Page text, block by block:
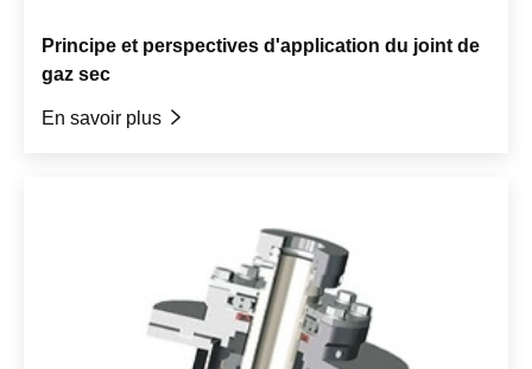
Principe et perspectives d'application du joint de
gaz sec
En savoir plus 